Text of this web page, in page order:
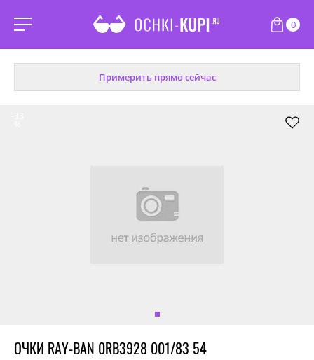
0
Примерить прямо сейчас
ОЧКИ RAY-BAN 0RB3928 001/83 54